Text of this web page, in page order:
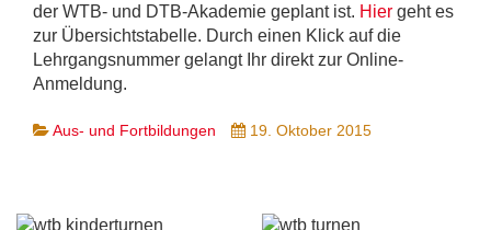
der WTB- und DTB-Akademie geplant ist. Hier geht es
zur Übersichtstabelle. Durch einen Klick auf die
Lehrgangsnummer gelangt Ihr direkt zur Online-
Anmeldung.
Aus- und Fortbildungen 19. Oktober 2015